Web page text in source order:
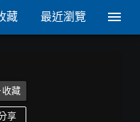
藏 最近瀏覽
收藏
享